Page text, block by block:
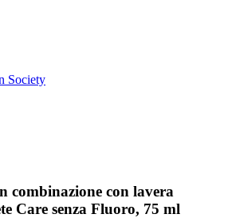
Society
combinazione con lavera
Care senza Fluoro, 75 ml